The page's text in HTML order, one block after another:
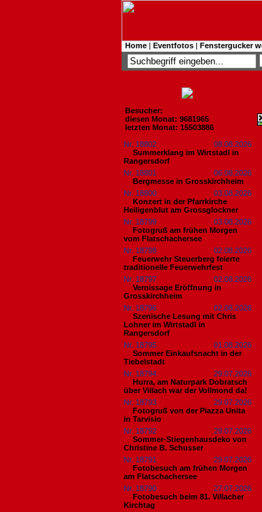
Home | Eventfotos | Fenstergucker
Besucher:
diesen Monat: 9681965
letzten Monat: 15503886
Nr. 18802
08.08.2026
Summerklang im Wirtstadl in
Rangersdorf
Nr. 18801
06.08.2026
Bergmesse in Grosskirchheim
Nr. 18800
03.08.2026
Konzert in der Pfarrkirche
Heiligenblut am Grossglockner
Nr. 18799
03.08.2026
Fotogruß am frühen Morgen
vom Flatschachersee
Nr. 18798
02.08.2026
Feuerwehr Steuerberg feierte
traditionelle Feuerwehrfest
Nr. 18797
02.08.2026
Vernissage Eröffnung in
Grosskirchheim
Nr. 18796
02.08.2026
Szenische Lesung mit Chris
Lohner im Wirtstadl in
Rangersdorf
Nr. 18795
01.08.2026
Sommer Einkaufsnacht in der
Tiebelstadt
Nr. 18794
29.07.2026
Hurra, am Naturpark Dobratsch
über Villach war der Vollmond da!
Nr. 18793
29.07.2026
Fotogruß von der Piazza Unita
in Tarvisio
Nr. 18792
29.07.2026
Sommer-Stiegenhausdeko von
Christine B. Schusser
Nr. 18791
29.07.2026
Fotobesuch am frühen Morgen
am Flatschachersee
Nr. 18790
27.07.2026
Fotobesuch beim 81. Villacher
Kirchtag